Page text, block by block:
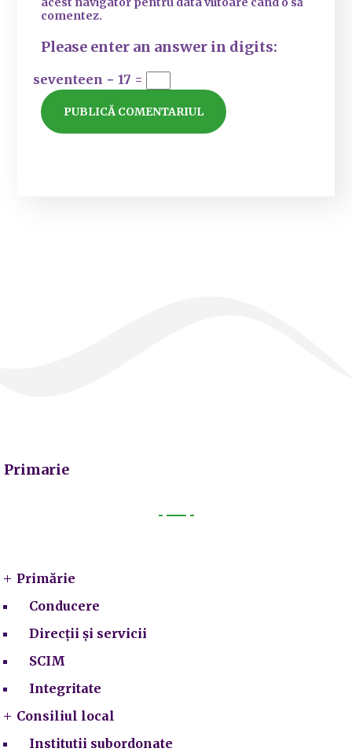
comentez.
Please enter an answer in digits:
seventeen − 17 =
Primarie
Primărie
Conducere
Direcții și servicii
SCIM
Integritate
Consiliul local
Institutii subordonate